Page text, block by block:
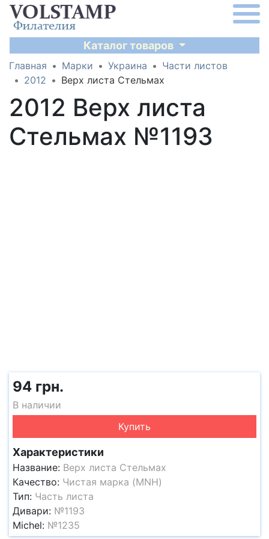
Каталог товаров
Главная Марки Украина
Части листов
2012
Верх листа Стельмах
2012 Верх листа
Стельмах №1193
94 грн.
В наличии
Купить
Характеристики
Название: Верх листа Стельмах
Качество: Чистая марка (MNH)
Тип: Часть листа
Дивари: №1193
Michel: №1235